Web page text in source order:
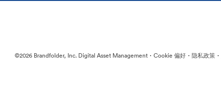
©2026 Brandfolder, Inc. Digital Asset Management · Cookie 偏好 · 隐私政策 ·